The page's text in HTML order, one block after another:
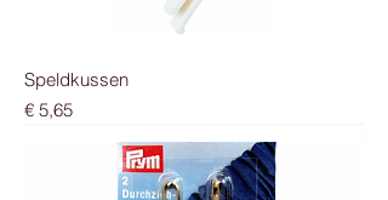
Speldkussen
Prijs
€ 5,65